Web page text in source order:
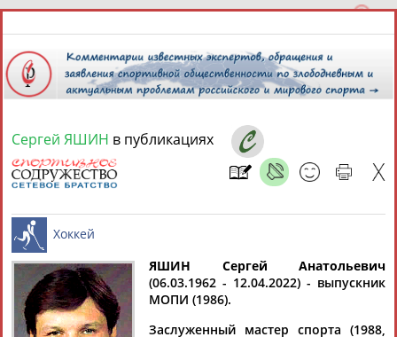
7 августа 2026 года,
СПОРТСМЕНЫ, ТРЕНЕРЫ И СПЕЦИАЛИСТЫ
Найдено: 13181персон Расширенный поиск
Сергей ЯШИН в публикациях
Хоккей
ЯШИН Сергей Анатольевич
(06.03.1962 - 12.04.2022) - выпускник
МОПИ (1986).
Заслуженный мастер спорта (1988,